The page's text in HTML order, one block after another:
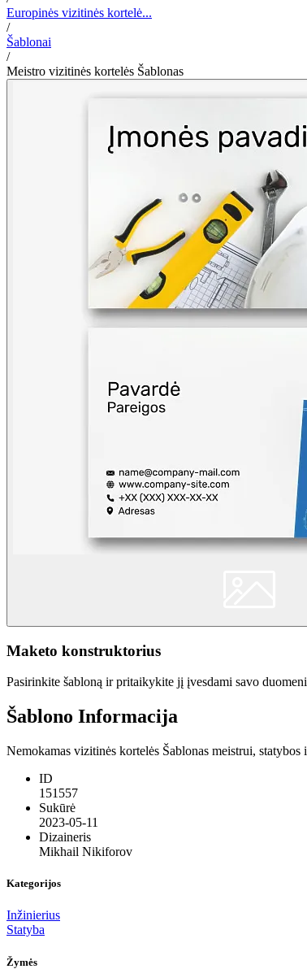
Europinės vizitinės kortelė...
/
Šablonai
/
Meistro vizitinės kortelės Šablonas
Maketo konstruktorius
Pasirinkite šabloną ir pritaikykite jį įvesdami savo
Šablono Informacija
Nemokamas vizitinės kortelės Šablonas meistrui,
ID
151557
Sukūrė
2023-05-11
Dizaineris
Mikhail Nikiforov
Kategorijos
Inžinierius
Statyba
Žymės